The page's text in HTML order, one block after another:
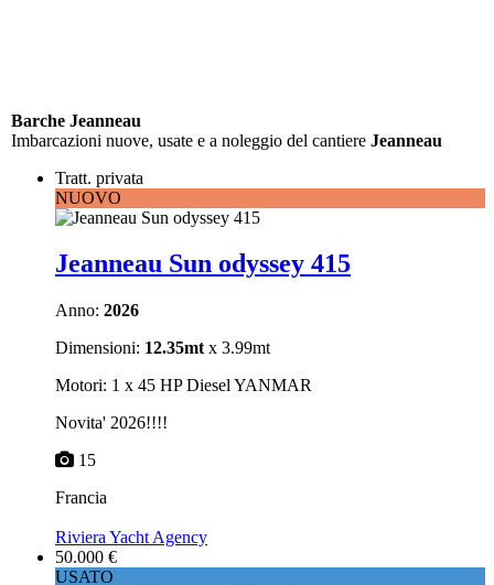
Barche Jeanneau
Imbarcazioni nuove, usate e a noleggio del cantiere Jeanneau
Tratt. privata
NUOVO
Jeanneau Sun odyssey 415
Anno: 2026
Dimensioni: 12.35mt x 3.99mt
Motori: 1 x 45 HP Diesel YANMAR
Novita' 2026!!!!
15
Francia
Riviera Yacht Agency
50.000 €
USATO